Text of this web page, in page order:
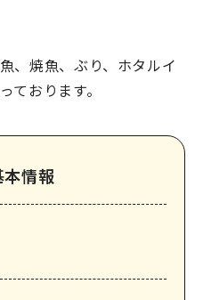
、焼魚、ぶり、ホタルイ
ております。
本情報